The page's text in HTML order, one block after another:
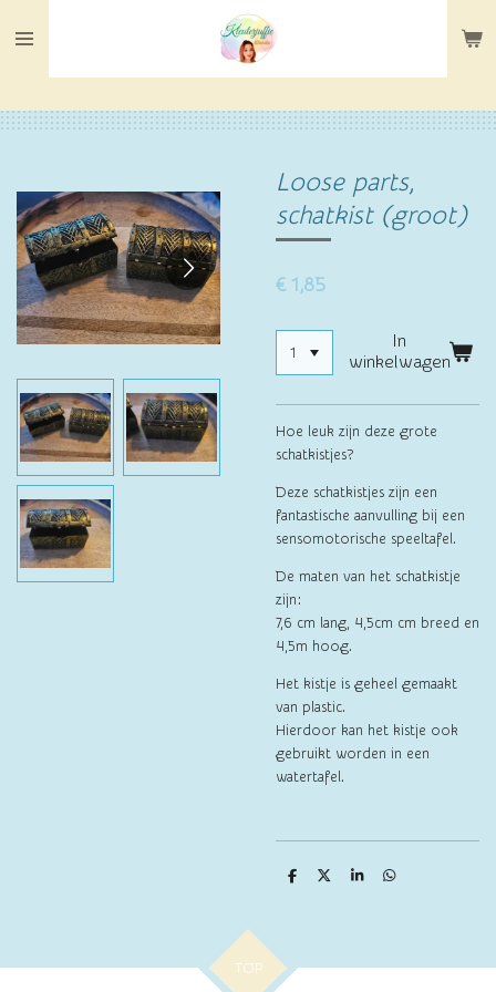
direct
hoofdinhoud
Loose parts,
schatkist (groot)
€ 1,85
In
winkelwagen
Hoe leuk zijn deze grote
schatkistjes?
Deze schatkistjes zijn een
fantastische aanvulling bij een
sensomotorische speeltafel.
De maten van het schatkistje
zijn:
7,6 cm lang, 4,5cm cm breed en
4,5m hoog.
Het kistje is geheel gemaakt
van plastic.
Hierdoor kan het kistje ook
gebruikt worden in een
watertafel.
D
D
S
D
TOP